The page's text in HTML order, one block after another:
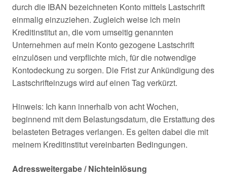
durch die IBAN bezeichneten Konto mittels Lastschrift
einmalig einzuziehen. Zugleich weise ich mein
Kreditinstitut an, die vom umseitig genannten
Unternehmen auf mein Konto gezogene Lastschrift
einzulösen und verpflichte mich, für die notwendige
Kontodeckung zu sorgen. Die Frist zur Ankündigung des
Lastschrifteinzugs wird auf einen Tag verkürzt.
Hinweis: Ich kann innerhalb von acht Wochen,
beginnend mit dem Belastungsdatum, die Erstattung des
belasteten Betrages verlangen. Es gelten dabei die mit
meinem Kreditinstitut vereinbarten Bedingungen.
Adressweitergabe / Nichteinlösung